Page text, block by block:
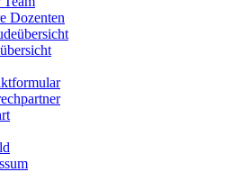
Dozenten